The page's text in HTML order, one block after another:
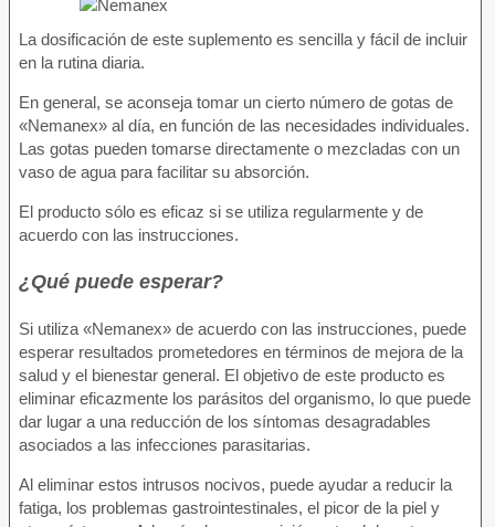
La dosificación de este suplemento es sencilla y fácil de incluir
en la rutina diaria.
En general, se aconseja tomar un cierto número de gotas de
«Nemanex» al día, en función de las necesidades individuales.
Las gotas pueden tomarse directamente o mezcladas con un
vaso de agua para facilitar su absorción.
El producto sólo es eficaz si se utiliza regularmente y de
acuerdo con las instrucciones.
¿Qué puede esperar?
Si utiliza «Nemanex» de acuerdo con las instrucciones, puede
esperar resultados prometedores en términos de mejora de la
salud y el bienestar general. El objetivo de este producto es
eliminar eficazmente los parásitos del organismo, lo que puede
dar lugar a una reducción de los síntomas desagradables
asociados a las infecciones parasitarias.
Al eliminar estos intrusos nocivos, puede ayudar a reducir la
fatiga, los problemas gastrointestinales, el picor de la piel y